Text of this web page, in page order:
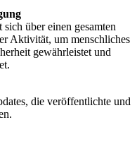
über einen gesamten
Aktivität, um menschliches
gewährleistet und
die veröffentlichte und